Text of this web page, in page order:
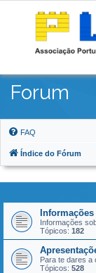
Forum
FAQ
Índice do Fórum
Informações
Tópicos: 182
Para te dares a
Tópicos: 528